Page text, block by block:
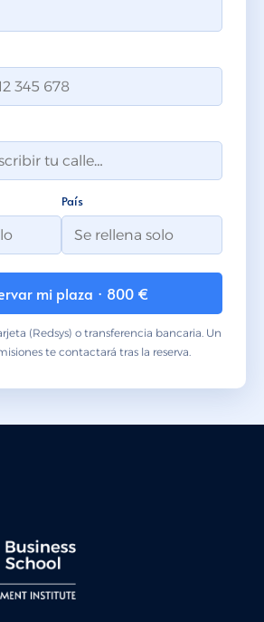
País
mi plaza · 800 €
(Redsys) o transferencia bancaria. Un
te contactará tras la reserva.